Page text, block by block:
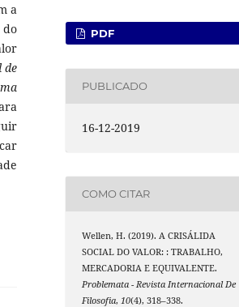
a
do
de
PDF
PUBLICADO
16-12-2019
COMO CITAR
Wellen, H. (2019). A CRISÁLIDA
SOCIAL DO VALOR: : TRABALHO,
MERCADORIA E EQUIVALENTE.
Problemata - Revista Internacional De
Filosofia, 10(4), 318–338.